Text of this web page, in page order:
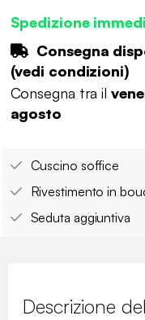
Spedizione
Consegna
(vedi condizioni)
Consegna tra il
agosto
Cuscino soffice
Rivestimento in
Seduta aggiuntiva
Descrizione